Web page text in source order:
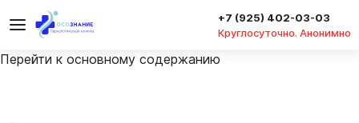
Перейти к основному содержанию
+7 (925) 402-03-03
Круглосуточно. Анонимно